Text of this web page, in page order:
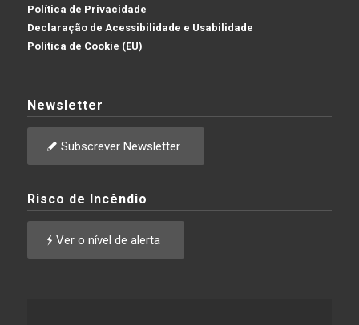
Política de Privacidade
Declaração de Acessibilidade e Usabilidade
Política de Cookie (EU)
Newsletter
Subscrever Newsletter
Risco de Incêndio
Ver o nível de alerta